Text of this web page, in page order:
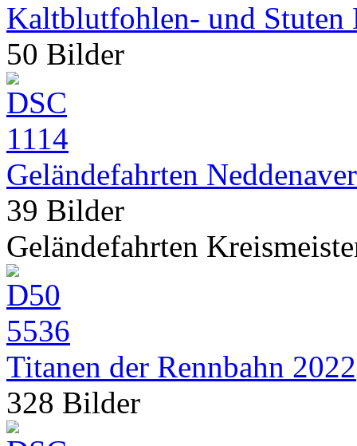
Kaltblutfohlen- und Stuten
50 Bilder
Geländefahrten
39 Bilder
Geländefahrten
Titanen der Rennbahn 2022
328 Bilder